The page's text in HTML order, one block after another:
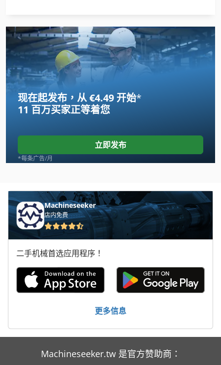
Domino
Domino Bitjet
Ferag
Heidelberger
Ibico Komborella
Kba
Magraf
Sakurai
Serdi
Stago
Swigraph
Thieme
印 塔
数字 印刷
现在起发布，从 €4.49 开始*
11 百万买家正等着您
立即发布
*每条广告/月
Machineseeker
店内免费
二手机械首选应用程序！
更多信息
Machineseeker.tw 是官方赞助商：